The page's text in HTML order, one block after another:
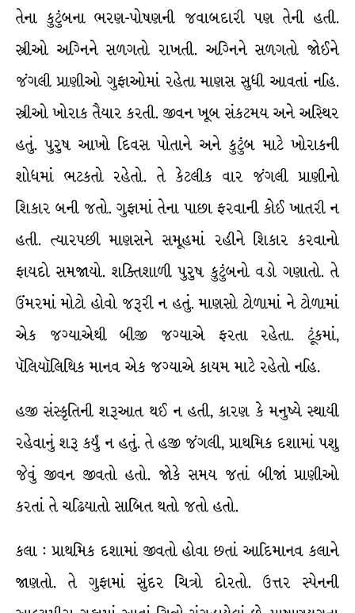
તેના કુટુંબના ભરણ-પોષણની જવાબદારી પણ તેની હતી.
સ્ત્રીઓ અગ્નિને સળગતો રાખતી. અગ્નિને સળગતો જોઈને
જંગલી પ્રાણીઓ ગુફાઓમાં રહેતા માણસ સુધી આવતાં નહિ.
સ્ત્રીઓ ખોરાક તૈયાર કરતી. જીવન ખૂબ સંકટમય અને અસ્થિર
હતું. પુરુષ આખો દિવસ પોતાને અને કુટુંબ માટે ખોરાકની
શોધમાં ભટકતો રહેતો. તે કેટલીક વાર જંગલી પ્રાણીનો
શિકાર બની જતો. ગુફામાં તેના પાછા ફરવાની કોઈ ખાતરી ન
હતી. ત્યારપછી માણસને સમૂહમાં રહીને શિકાર કરવાનો
ફાયદો સમજાયો. શક્તિશાળી પુરુષ કુટુંબનો વડો ગણાતો. તે
ઉંમરમાં મોટો હોવો જરૂરી ન હતું. માણસો ટોળામાં ને ટોળામાં
એક જગ્યાએથી બીજી જગ્યાએ ફરતા રહેતા. ટૂંકમાં,
પૅલિયૉલિથિક માનવ એક જગ્યાએ કાયમ માટે રહેતો નહિ.
હજી સંસ્કૃતિની શરૂઆત થઈ ન હતી, કારણ કે મનુષ્યે સ્થાયી
રહેવાનું શરૂ કર્યું ન હતું. તે હજી જંગલી, પ્રાથમિક દશામાં પશુ
જેવું જીવન જીવતો હતો. જોકે સમય જતાં બીજાં પ્રાણીઓ
કરતાં તે ચઢિયાતો સાબિત થતો જતો હતો.
કલા : પ્રાથમિક દશામાં જીવતો હોવા છતાં આદિમાનવ કલાને
જાણતો. તે ગુફામાં સુંદર ચિત્રો દોરતો. ઉત્તર સ્પેનની